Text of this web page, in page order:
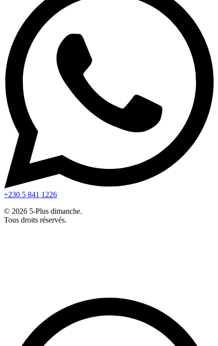
+230 5 841 1226
© 2026 5-Plus dimanche.
Tous droits réservés.